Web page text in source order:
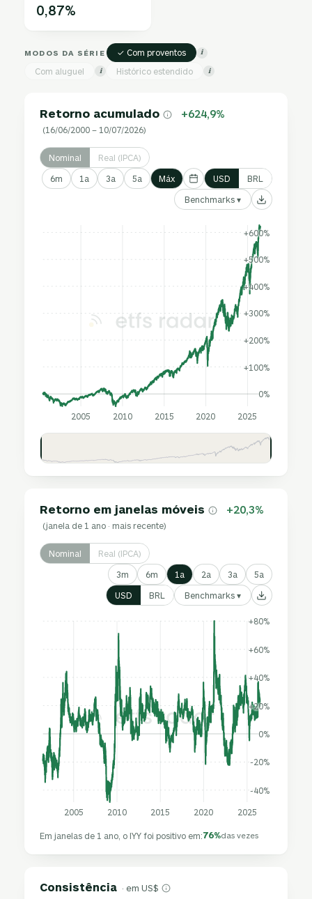
0,87%
MODOS DA SÉRIE ✓ Com proventos i
Com aluguel i Histórico estendido i
Retorno acumulado +624,9%
(16/06/2000 – 10/07/2026)
Nominal Real (IPCA)
6m 1a 3a 5a Máx USD BRL
Benchmarks ▾
0%
+100%
+200%
+300%
+400%
+500%
+600%
2005 2010 2015 2020 2025
Retorno em janelas móveis +20,3%
(janela de 1 ano · mais recente)
Nominal Real (IPCA)
3m 6m 1a 2a 3a 5a
USD BRL Benchmarks ▾
-40%
-20%
0%
+20%
+40%
+60%
+80%
2005 2010 2015 2020 2025
Em janelas de 1 ano, o IYY foi positivo em:76%das vezes
Consistência · em US$